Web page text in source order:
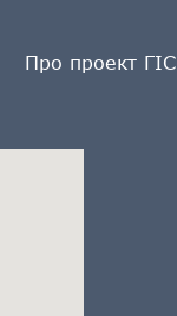
Про проект ГІС